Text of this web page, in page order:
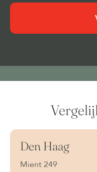
Cookies
Beschikbaar
Den Haag
Mient 249